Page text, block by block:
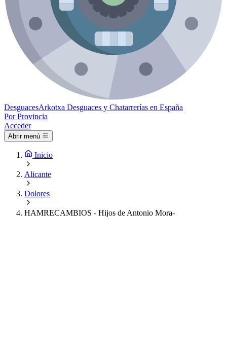
DesguacesArkotxa Desguaces y Chatarrerías en España
Por Provincia
Acceder
Abrir menú
Inicio
Alicante
Dolores
HAMRECAMBIOS - Hijos de Antonio Mora-